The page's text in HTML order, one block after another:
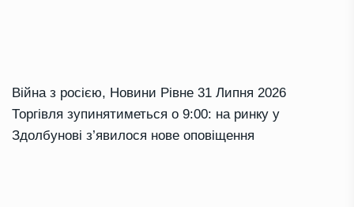
Війна з росією, Новини Рівне 31 Липня 2026
Торгівля зупинятиметься о 9:00: на ринку у
Здолбунові з’явилося нове оповіщення